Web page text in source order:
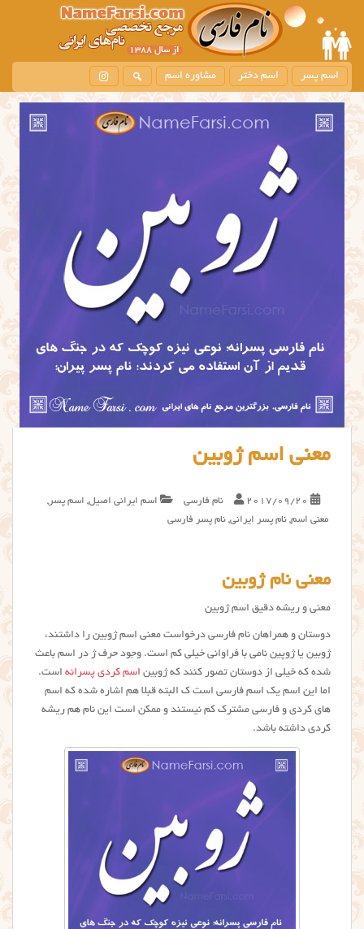
m
i
c
n
t
اسم پسر اسم دختر مشاوره اسم
معنی اسم ژوبین
2017/09/20 نام فارسی اسم ایرانی اصیل, اسم پسر ,
معنی اسم, نام پسر ایرانی, نام پسر فارسی
معنی نام ژوبین
معنی و ریشه دقیق اسم ژوبین
دوستان و همراهان نام فارسی درخواست معنی اسم ژوبین را داشتند،
ژوبین یا ژوپین نامی با فراوانی خیلی کم است. وجود حرف ژ در اسم باعث
شده که خیلی از دوستان تصور کنند که ژوبین اسم کردی پسرانه است.
اما این اسم یک اسم فارسی است ک البته قبلا هم اشاره شده که اسم
های کردی و فارسی مشترک کم نیستند و ممکن است این نام هم ریشه
کردی داشته باشد.